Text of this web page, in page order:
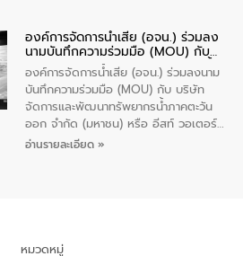
ชุมชนและการบำบัดน้ำเสียเบื้องต้น ให้กับ
นักเรียนชั้นประถมศึกษาปีที่ 5 โรงเรียน
เทศบาล 1 (พะเยาประชานุกูล) จำนวน 30
คน
องค์การจัดการน้ำเสีย (อจน.) ร่วมลง
นามบันทึกความร่วมมือ (MOU) กับ
บริษัท จัดการและพัฒนาทรัพยากรน้ำ
ภาคตะวันออก จำกัด (มหาชน) หรือ อีส
ท์ วอเตอร์
องค์การจัดการน้ำเสีย (อจน.) ร่วมลงนาม
บันทึกความร่วมมือ (MOU) กับ บริษัท
จัดการและพัฒนาทรัพยากรน้ำภาคตะวัน
ออก จำกัด (มหาชน) หรือ อีสท์ วอเตอร์
เมื่อวันอังคารที่ 4 สิงหาคม 2569 ณ ห้อง
ด้านน้ำของประเทศ และเตรียมความพร้อม
อ่านรายละเอียด »
หมวดหมู่